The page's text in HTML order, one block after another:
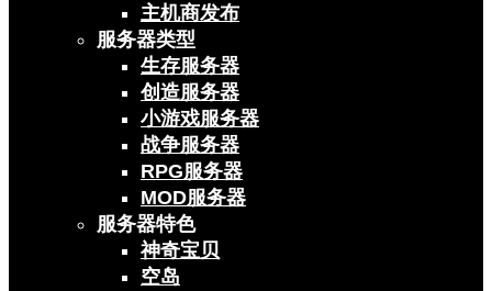
主机商发布
服务器类型
生存服务器
创造服务器
小游戏服务器
战争服务器
RPG服务器
MOD服务器
服务器特色
神奇宝贝
空岛